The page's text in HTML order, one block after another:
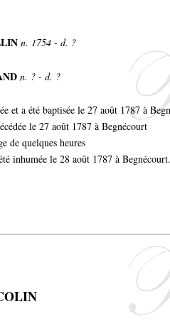
n. 1754 - d. ?
n. ? - d. ?
et a été baptisée le 27 août 1787 à
le 27 août 1787 à Begnécourt
de quelques heures
inhumée le 28 août 1787 à Begnécourt.